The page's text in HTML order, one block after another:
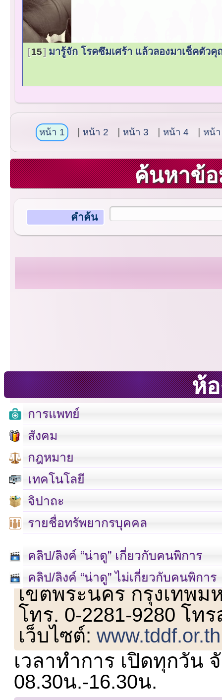
15 มารู้จัก โรคซึมเศร้า แล้วลองมาเช็คตัว
หน้า 1 หน้า 2 หน้า 3 หน้า 4 หน้
ค้นหาข้
คำค้น
ห้
การแพทย์
สังคม
กฎหมาย
เทคโนโลยี
จิปาถะ
รายชื่อทรัพยากรบุคคล
คลิป/ลิงค์ “น่าดู” เกี่ยวกับคนพิการ
คลิป/ลิงค์ “น่าดู” ไม่เกี่ยวกับคนพิการ
เลขที่ 23 ชั้น 2 ถนนวิ
เขตพระนคร กรุงเทพม
โทร. 0-2281-9280 โท
เว็บไซต์:www.tddf.or.th
เวลาทำการ เปิดทุกวัน
08.30น.-16.30น.